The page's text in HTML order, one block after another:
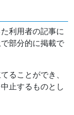
利用者の記事に
部分的に掲載で
ることができ、
止するものとし